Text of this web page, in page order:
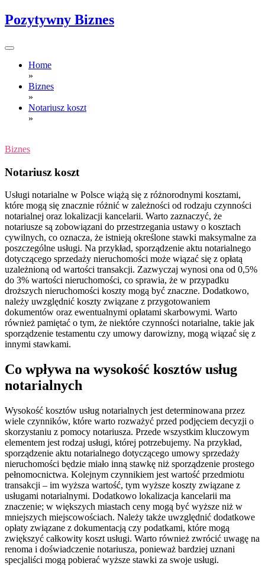
Skip
to
Pozytywny Biznes
Home
»
Biznes
»
Notariusz koszt
»
Biznes
Notariusz koszt
Usługi notarialne w Polsce wiążą się z różnorodnymi kosztami,
które mogą się znacznie różnić w zależności od rodzaju czynności
notarialnej oraz lokalizacji kancelarii. Warto zaznaczyć, że
notariusze są zobowiązani do przestrzegania ustawy o kosztach
cywilnych, co oznacza, że istnieją określone stawki maksymalne za
poszczególne usługi. Na przykład, sporządzenie aktu notarialnego
dotyczącego sprzedaży nieruchomości może wiązać się z opłatą
uzależnioną od wartości transakcji. Zazwyczaj wynosi ona od 0,5%
do 3% wartości nieruchomości, co sprawia, że w przypadku
droższych nieruchomości koszty mogą być znaczne. Dodatkowo,
należy uwzględnić koszty związane z przygotowaniem
dokumentów oraz ewentualnymi opłatami skarbowymi. Warto
również pamiętać o tym, że niektóre czynności notarialne, takie jak
sporządzenie testamentu czy umowy darowizny, mogą wiązać się z
innymi stawkami.
Co wpływa na wysokość kosztów usług
notarialnych
Wysokość kosztów usług notarialnych jest determinowana przez
wiele czynników, które warto rozważyć przed podjęciem decyzji o
skorzystaniu z pomocy notariusza. Przede wszystkim kluczowym
elementem jest rodzaj usługi, której potrzebujemy. Na przykład,
sporządzenie aktu notarialnego dotyczącego umowy sprzedaży
nieruchomości będzie miało inną stawkę niż sporządzenie prostego
pełnomocnictwa. Kolejnym czynnikiem jest wartość przedmiotu
transakcji – im wyższa wartość, tym wyższe koszty związane z
usługami notarialnymi. Dodatkowo lokalizacja kancelarii ma
znaczenie; w większych miastach ceny mogą być wyższe niż w
mniejszych miejscowościach. Należy także uwzględnić dodatkowe
opłaty związane z dokumentacją czy podatkami, które mogą
zwiększyć całkowity koszt usługi. Warto również zwrócić uwagę na
renoma i doświadczenie notariusza, ponieważ bardziej uznani
specjaliści mogą pobierać wyższe stawki za swoje usługi.